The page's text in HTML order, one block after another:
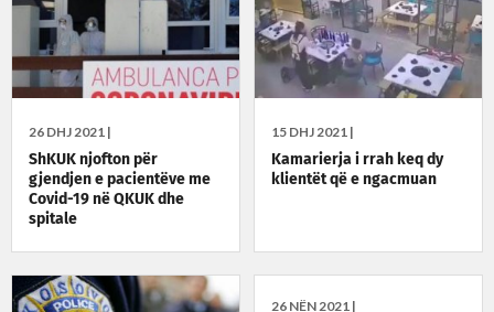
26 DHJ 2021 |
ShKUK njofton për
gjendjen e pacientëve me
Covid-19 në QKUK dhe
spitale
15 DHJ 2021 |
Kamarierja i rrah keq dy
klientët që e ngacmuan
26 NËN 2021 |